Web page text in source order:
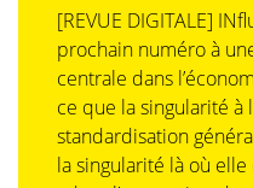
[REVUE DIGITALE]
prochain numéro à
centrale dans
ce que la singularité à
standardisation
la singularité là où elle